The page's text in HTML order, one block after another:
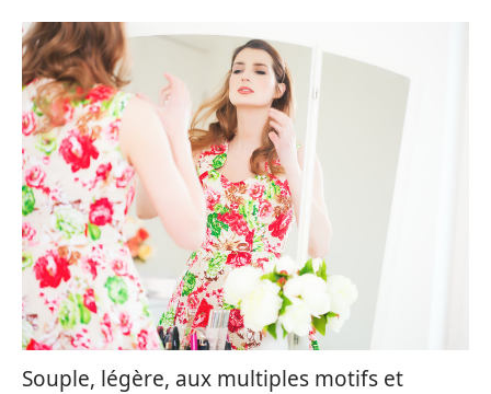
Souple, légère, aux multiples motifs et